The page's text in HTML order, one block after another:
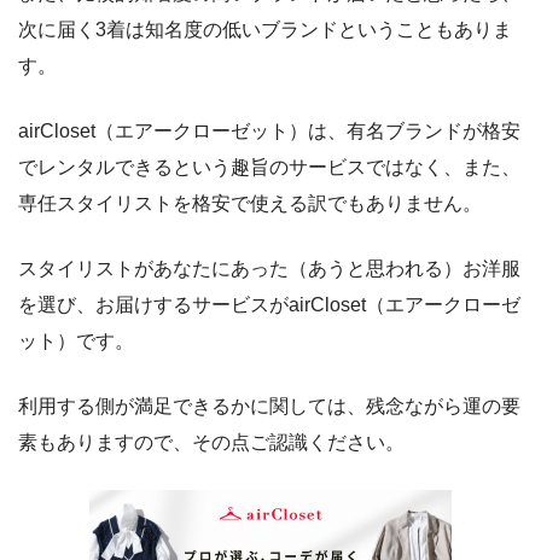
次に届く3着は知名度の低いブランドということもありま
す。
airCloset（エアークローゼット）は、有名ブランドが格安
でレンタルできるという趣旨のサービスではなく、また、
専任スタイリストを格安で使える訳でもありません。
スタイリストがあなたにあった（あうと思われる）お洋服
を選び、お届けするサービスがairCloset（エアークローゼ
ット）です。
利用する側が満足できるかに関しては、残念ながら運の要
素もありますので、その点ご認識ください。